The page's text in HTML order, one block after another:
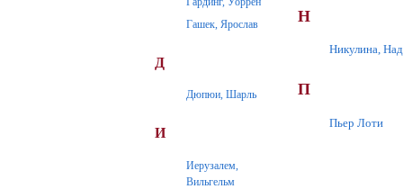
Гашек, Ярослав
Д
Дюпюи, Шарль
И
Иерузалем,
Вильгельм
Н
Никулина,
П
Пьер Лоти